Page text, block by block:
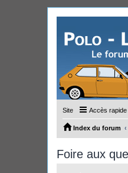
Site Accès rapide
Index du forum
Foire aux